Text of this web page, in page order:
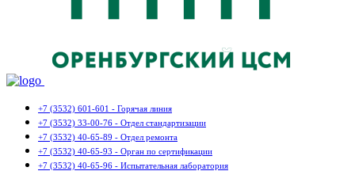
+7 (3532) 601-601 - Горячая линия
+7 (3532) 33-00-76 - Отдел стандартизации
+7 (3532) 40-65-89 - Отдел ремонта
+7 (3532) 40-65-93 - Орган по сертификации
+7 (3532) 40-65-96 - Испытательная лаборатория